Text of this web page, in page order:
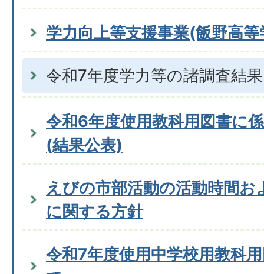
学力向上等支援事業(飯野高
令和7年度学力等の諸調査結果
令和6年度使用教科用図書に
(結果公表)
えびの市部活動の活動時間お
に関する方針
令和7年度使用中学校用教科